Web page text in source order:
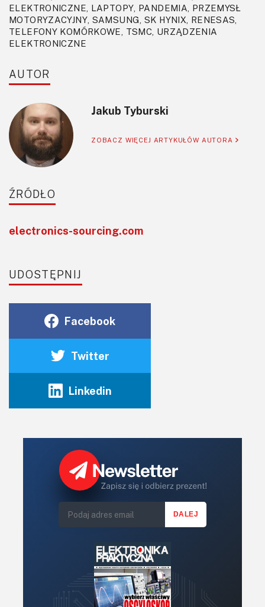
ELEKTRONICZNE, LAPTOPY, PANDEMIA, PRZEMYSŁ
MOTORYZACYJNY, SAMSUNG, SK HYNIX, RENESAS,
TELEFONY KOMÓRKOWE, TSMC, URZĄDZENIA
ELEKTRONICZNE
AUTOR
Jakub Tyburski
ZOBACZ WIĘCEJ ARTYKUŁÓW AUTORA
ŹRÓDŁO
electronics-sourcing.com
UDOSTĘPNIJ
Facebook
Twitter
Linkedin